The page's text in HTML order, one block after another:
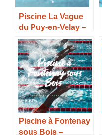
Piscine La Vague
du Puy-en-Velay –
Horaires, Tarifs et
Infos –
Piscine à Fontenay
sous Bois –